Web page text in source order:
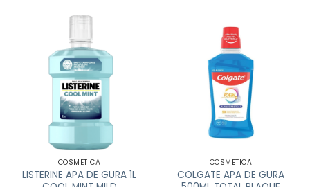
COSMETICA
LISTERINE APA DE GURA 1L
COSMETICA
COLGATE APA DE GURA